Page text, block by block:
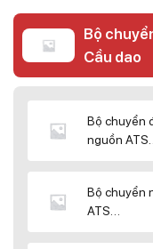
Bộ
Cầu dao
Bộ chuyển
nguồn ATS
Bộ chuyển
ATS